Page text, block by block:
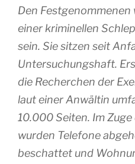
Den
einer kriminellen
sein. Sie sitzen seit
Untersuchungshaft.
die Recherchen der
laut einer Anwältin
10.000 Seiten. Im
wurden Telefone
beschattet und